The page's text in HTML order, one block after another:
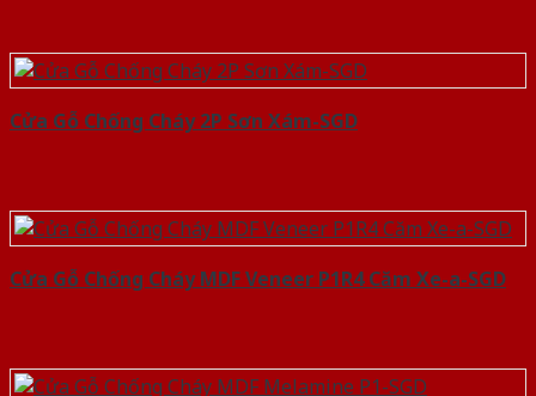
Cửa Gỗ Chống Cháy 2P Sơn Xám-SGD
Cửa Gỗ Chống Cháy MDF Veneer P1R4 Căm Xe-a-SGD